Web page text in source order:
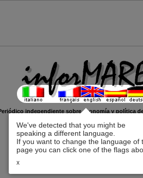
We've detected that you might be
speaking a different language.
If you want to change the language of
page you can click one of the flags
x
independiente sobre economía y política